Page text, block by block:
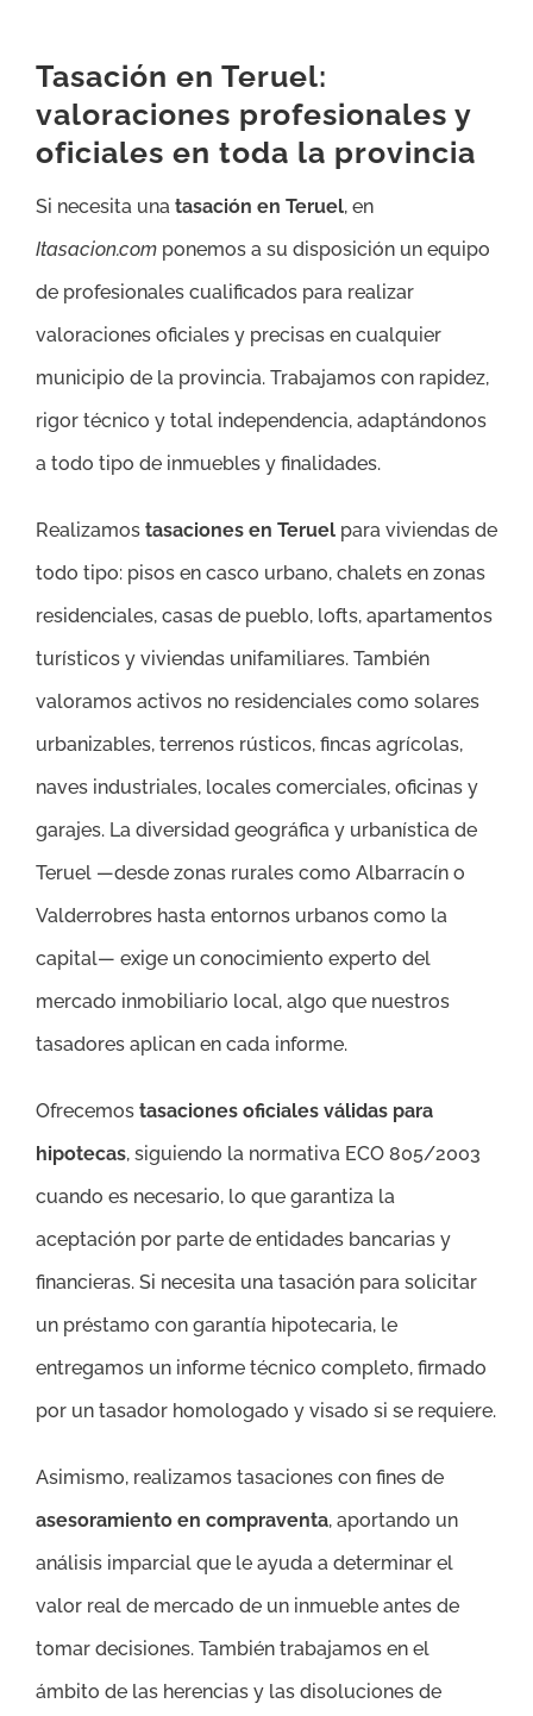
Tasación en Teruel:
valoraciones profesionales y
oficiales en toda la provincia
Si necesita una tasación en Teruel, en
Itasacion.com ponemos a su disposición un equipo
de profesionales cualificados para realizar
valoraciones oficiales y precisas en cualquier
municipio de la provincia. Trabajamos con rapidez,
rigor técnico y total independencia, adaptándonos
a todo tipo de inmuebles y finalidades.
Realizamos tasaciones en Teruel para viviendas de
todo tipo: pisos en casco urbano, chalets en zonas
residenciales, casas de pueblo, lofts, apartamentos
turísticos y viviendas unifamiliares. También
valoramos activos no residenciales como solares
urbanizables, terrenos rústicos, fincas agrícolas,
naves industriales, locales comerciales, oficinas y
garajes. La diversidad geográfica y urbanística de
Teruel —desde zonas rurales como Albarracín o
Valderrobres hasta entornos urbanos como la
capital— exige un conocimiento experto del
mercado inmobiliario local, algo que nuestros
tasadores aplican en cada informe.
Ofrecemos tasaciones oficiales válidas para
hipotecas, siguiendo la normativa ECO 805/2003
cuando es necesario, lo que garantiza la
aceptación por parte de entidades bancarias y
financieras. Si necesita una tasación para solicitar
un préstamo con garantía hipotecaria, le
entregamos un informe técnico completo, firmado
por un tasador homologado y visado si se requiere.
Asimismo, realizamos tasaciones con fines de
asesoramiento en compraventa, aportando un
análisis imparcial que le ayuda a determinar el
valor real de mercado de un inmueble antes de
tomar decisiones. También trabajamos en el
ámbito de las herencias y las disoluciones de